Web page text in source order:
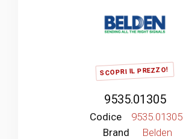
SCOPRI IL PREZZO!
9535.01305
Codice
9535.01305
Brand
Belden